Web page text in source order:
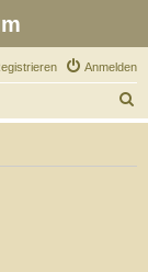
Anmelden
u